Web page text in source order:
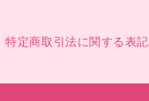
特定商取引法に関する表記